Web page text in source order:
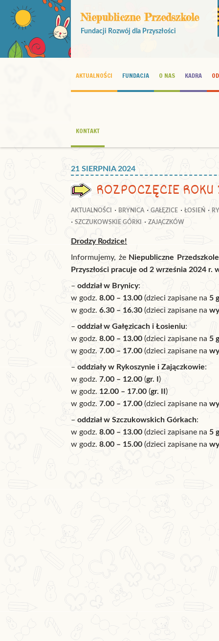
Niepubliczne Przedszkole
Fundacji Rozwój dla Przyszłości
AKTUALNOŚCI FUNDACJA O NAS KADRA
KONTAKT
21 SIERPNIA 2024
ROZPOCZĘCIE
AKTUALNOŚCI BRYNICA GAŁĘZICE ŁOSIEŃ
SZCZUKOWSKIE GÓRKI
ZAJĄCZKÓW
Drodzy Rodzice!
Informujemy, żeNiepubliczne
Przyszłości pracuje od 2 września 2024 r.
– oddział w Brynicy:
w godz. 8.00 – 13.00 (dzieci zapisane na 5
w godz. 6.30 – 16.30 (dzieci zapisane na
– oddział w Gałęzicach i Łosieniu:
w godz. 8.00 – 13.00 (dzieci zapisane na 5
w godz. 7.00 – 17.00 (dzieci zapisane na
– oddziały w Rykoszynie i Zajączkowie:
w godz. 7.00 – 12.00 (gr. I )
w godz. 12.00 – 17.00 (gr. II )
w godz. 7.00 – 17.00 (dzieci zapisane na
– oddział w Szczukowskich Górkach:
w godz. 8.00 – 13.00 (dzieci zapisane na 5
w godz. 8.00 – 15.00 (dzieci zapisane na